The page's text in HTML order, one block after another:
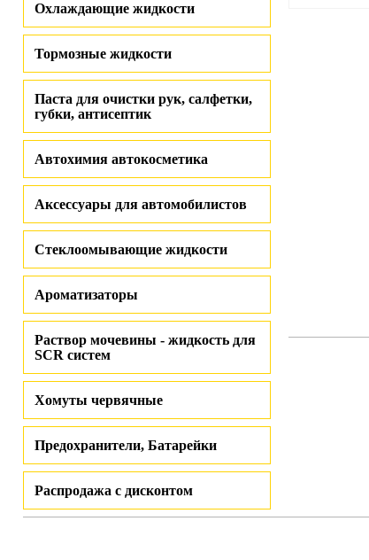
Охлаждающие жидкости
Тормозные жидкости
Паста для очистки рук, салфетки,
губки, антисептик
Автохимия автокосметика
Аксессуары для автомобилистов
Стеклоомывающие жидкости
Ароматизаторы
Раствор мочевины - жидкость для
SCR систем
Хомуты червячные
Предохранители, Батарейки
Распродажа с дисконтом